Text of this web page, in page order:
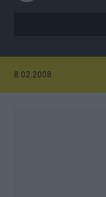
8.02.2008